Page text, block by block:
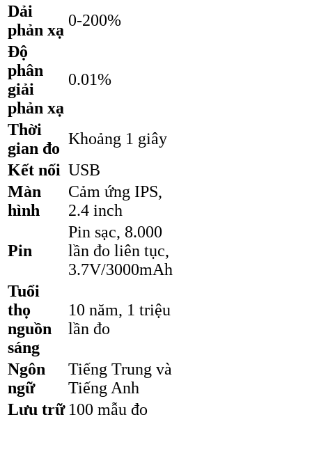
Dải
phản xạ
0-200%
Độ
phân
giải
phản xạ
0.01%
Thời
gian đo
Khoảng 1 giây
Kết nối USB
Màn
hình
Cảm ứng IPS,
2.4 inch
Pin
Pin sạc, 8.000
lần đo liên tục,
3.7V/3000mAh
Tuổi
thọ
nguồn
sáng
10 năm, 1 triệu
lần đo
Ngôn
ngữ
Tiếng Trung và
Tiếng Anh
Lưu trữ 100 mẫu đo